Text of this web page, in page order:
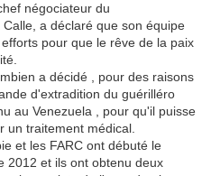
négociateur du
a déclaré que son équipe
pour que le rêve de la paix
a décidé , pour des raisons
d'extradition du guérilléro
au Venezuela , pour qu'il puisse
un traitement médical.
et les FARC ont débuté le
2012 et ils ont obtenu deux